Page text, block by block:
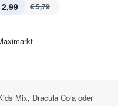
€ 5,79
Mix, Dracula Cola oder